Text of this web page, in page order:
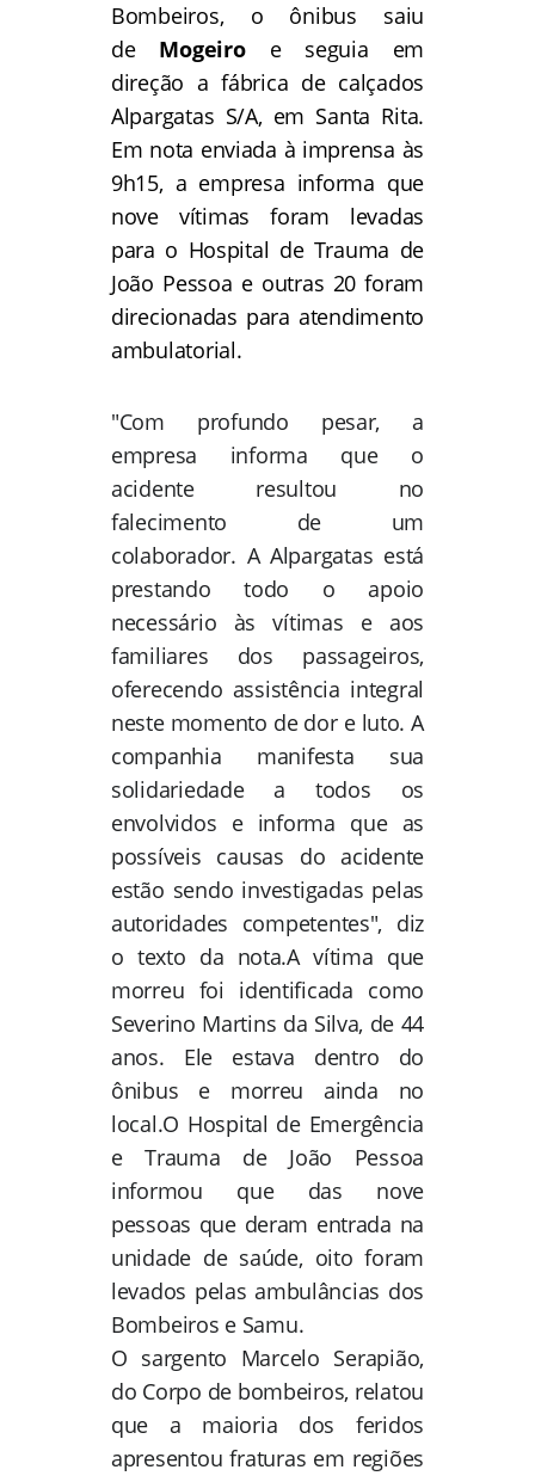
Bombeiros, o ônibus saiu
de Mogeiroe seguia em
direção a fábrica de calçados
Alpargatas S/A, em Santa Rita.
Em nota enviada à imprensa às
9h15, a empresa informa que
nove vítimas foram levadas
para o Hospital de Trauma de
João Pessoa e outras 20 foram
direcionadas para atendimento
ambulatorial.
"Com profundo pesar, a
empresa informa que o
acidente resultou no
falecimento de um
colaborador. A Alpargatas está
prestando todo o apoio
necessário às vítimas e aos
familiares dos passageiros,
oferecendo assistência integral
neste momento de dor e luto. A
companhia manifesta sua
solidariedade a todos os
envolvidos e informa que as
possíveis causas do acidente
estão sendo investigadas pelas
autoridades competentes", diz
o texto da nota.A vítima que
morreu foi identificada como
Severino Martins da Silva, de 44
anos. Ele estava dentro do
ônibus e morreu ainda no
local.O Hospital de Emergência
e Trauma de João Pessoa
informou que das nove
pessoas que deram entrada na
unidade de saúde, oito foram
levados pelas ambulâncias dos
Bombeiros e Samu.
O sargento Marcelo Serapião,
do Corpo de bombeiros, relatou
que a maioria dos feridos
apresentou fraturas em regiões